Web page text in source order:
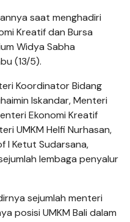
saat menghadiri
Kreatif dan Bursa
Widya Sabha
(13/5).
Koordinator Bidang
Iskandar, Menteri
Ekonomi Kreatif
UMKM Helfi Nurhasan,
I Ketut Sudarsana,
lembaga penyalur
sejumlah menteri
posisi UMKM Bali dalam